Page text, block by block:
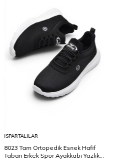
ISPARTALILAR
8023 Tam Ortopedik Esnek Hafif
Taban Erkek Spor Ayakkabı Yazlık